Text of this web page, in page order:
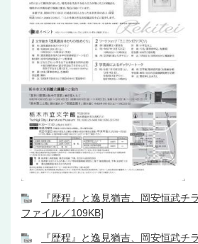
『歴程』と逸見猶吉、岡安恒武チ
ファイル／109KB]
『歴程』と逸見猶吉、岡安恒武チ